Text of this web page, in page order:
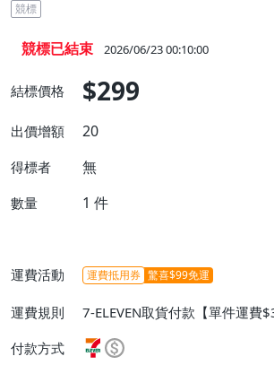
競標
競標已結束 2026/06/23 00:10:00
結標價格 $299
出價增額 20
得標者 無
數量 1 件
運費活動 運費抵用券 驚喜$99免運
運費規則
7-ELEVEN取貨付款【單件運費
或消費滿$5000免運費】、宅配/
件運費$160、滿8件或消費滿
付款方式